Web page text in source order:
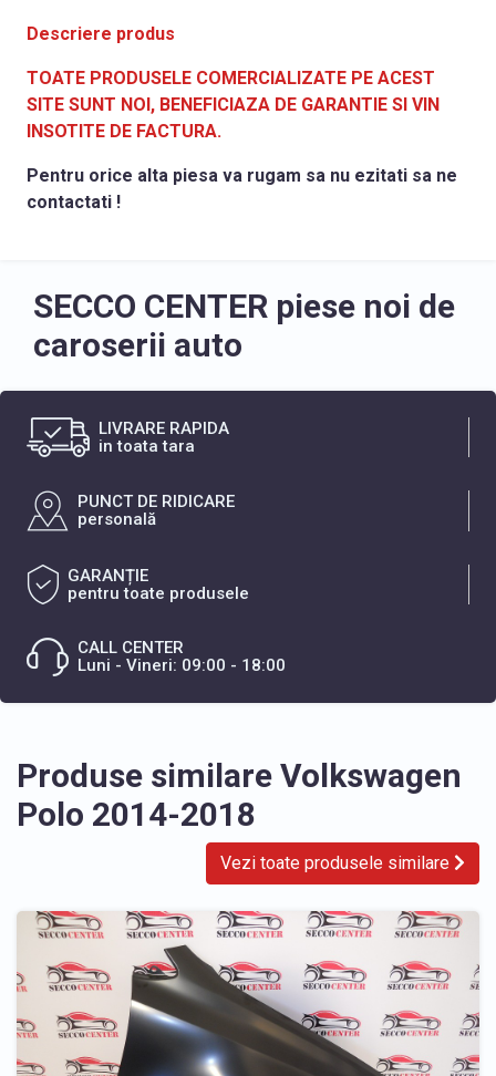
Descriere produs
TOATE PRODUSELE COMERCIALIZATE PE ACEST
SITE SUNT NOI, BENEFICIAZA DE GARANTIE SI VIN
INSOTITE DE FACTURA.
Pentru orice alta piesa va rugam sa nu ezitati sa ne
contactati !
SECCO CENTER piese noi de
caroserii auto
LIVRARE RAPIDA
in toata tara
PUNCT DE RIDICARE
personală
GARANȚIE
pentru toate produsele
CALL CENTER
Luni - Vineri: 09:00 - 18:00
Produse similare Volkswagen
Polo 2014-2018
Vezi toate produsele similare